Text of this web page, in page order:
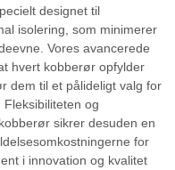
designet til
isolering, som minimerer
Vores avancerede
hvert kobberør opfylder
dem til et pålideligt valg for
Fleksibiliteten og
sikrer desuden en
for
i innovation og kvalitet